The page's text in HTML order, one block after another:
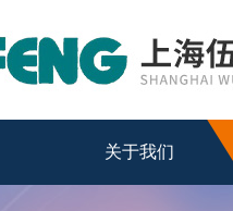
关于我们